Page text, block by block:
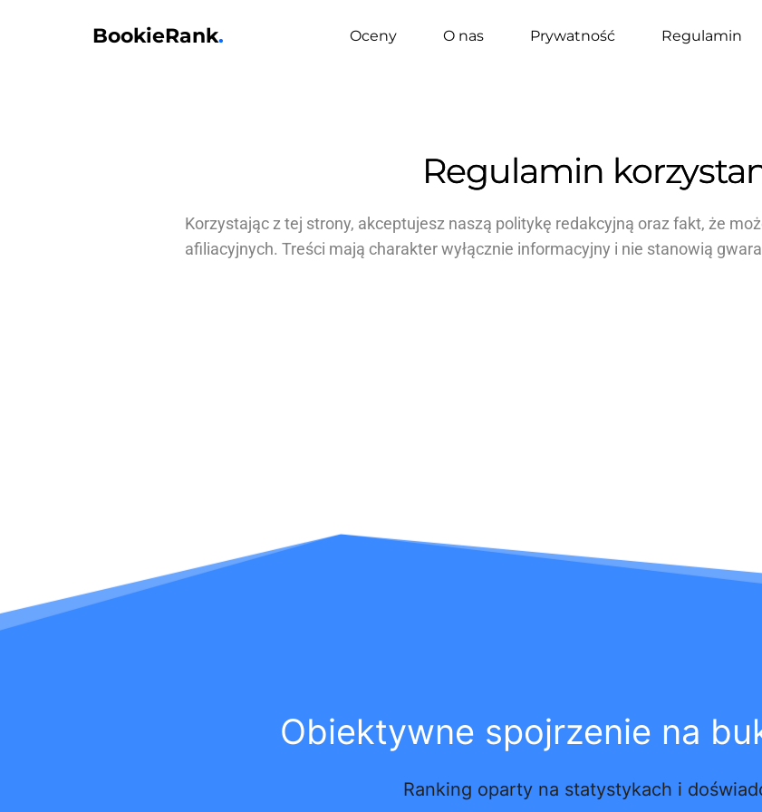
BookieRank. Oceny O nas Prywatność Regulamin
Regulamin
Korzystając z tej strony, akceptujesz naszą politykę redakcyjną oraz fakt, że
afiliacyjnych. Treści mają charakter wyłącznie informacyjny i nie stanowią
Obiektywne spojrzenie na
Ranking oparty na statystykach i